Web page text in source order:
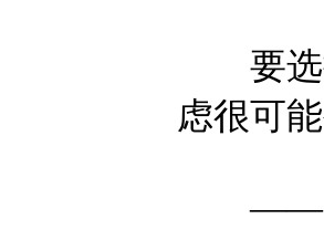
要选择
虑很可
——自